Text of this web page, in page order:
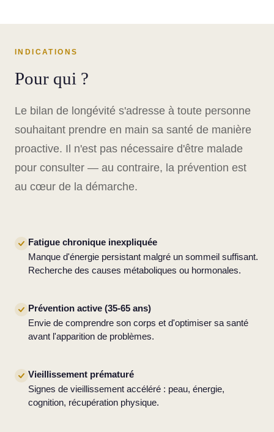
INDICATIONS
Pour qui ?
Le bilan de longévité s'adresse à toute personne
souhaitant prendre en main sa santé de manière
proactive. Il n'est pas nécessaire d'être malade
pour consulter — au contraire, la prévention est
au cœur de la démarche.
Fatigue chronique inexpliquée
Manque d'énergie persistant malgré un sommeil suffisant.
Recherche des causes métaboliques ou hormonales.
Prévention active (35-65 ans)
Envie de comprendre son corps et d'optimiser sa santé
avant l'apparition de problèmes.
Vieillissement prématuré
Signes de vieillissement accéléré : peau, énergie,
cognition, récupération physique.